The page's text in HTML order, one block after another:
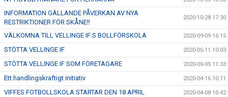
INFORMATION GÄLLANDE PÅVERKAN AV NYA
RESTRIKTIONER FÖR SKÅNE!!
2020-10-28 17:30
VÄLKOMNA TILL VELLINGE IF:S BOLLFÖRSKOLA 2020-09-09 16:15
STÖTTA VELLINGE IF 2020-05-11 10:03
STÖTTA VELLINGE IF SOM FÖRETAGARE 2020-05-05 11:33
Ett handlingskraftigt initiativ 2020-04-16 10:11
VIFFES FOTBOLLSKOLA STARTAR DEN 18 APRIL 2020-04-08 10:42